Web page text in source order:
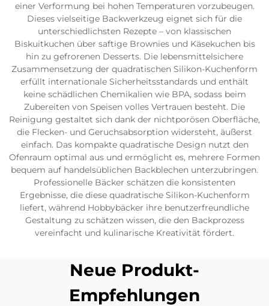
einer Verformung bei hohen Temperaturen vorzubeugen.
Dieses vielseitige Backwerkzeug eignet sich für die
unterschiedlichsten Rezepte – von klassischen
Biskuitkuchen über saftige Brownies und Käsekuchen bis
hin zu gefrorenen Desserts. Die lebensmittelsichere
Zusammensetzung der quadratischen Silikon-Kuchenform
erfüllt internationale Sicherheitsstandards und enthält
keine schädlichen Chemikalien wie BPA, sodass beim
Zubereiten von Speisen volles Vertrauen besteht. Die
Reinigung gestaltet sich dank der nichtporösen Oberfläche,
die Flecken- und Geruchsabsorption widersteht, äußerst
einfach. Das kompakte quadratische Design nutzt den
Ofenraum optimal aus und ermöglicht es, mehrere Formen
bequem auf handelsüblichen Backblechen unterzubringen.
Professionelle Bäcker schätzen die konsistenten
Ergebnisse, die diese quadratische Silikon-Kuchenform
liefert, während Hobbybäcker ihre benutzerfreundliche
Gestaltung zu schätzen wissen, die den Backprozess
vereinfacht und kulinarische Kreativität fördert.
Neue Produkt-
Empfehlungen